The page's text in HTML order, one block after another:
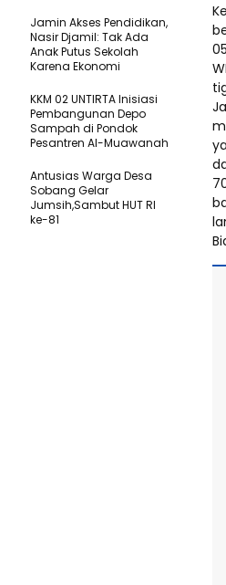
Jamin Akses Pendidikan,
Nasir Djamil: Tak Ada
Anak Putus Sekolah
Karena Ekonomi
KKM 02 UNTIRTA Inisiasi
Pembangunan Depo
Sampah di Pondok
Pesantren Al-Muawanah
Antusias Warga Desa
Sobang Gelar
Jumsih,Sambut HUT RI
ke-81